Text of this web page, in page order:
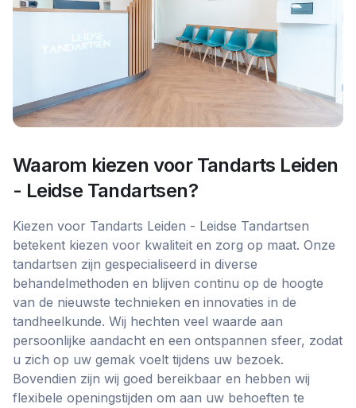
Waarom kiezen voor Tandarts Leiden
- Leidse Tandartsen?
Kiezen voor Tandarts Leiden - Leidse Tandartsen
betekent kiezen voor kwaliteit en zorg op maat. Onze
tandartsen zijn gespecialiseerd in diverse
behandelmethoden en blijven continu op de hoogte
van de nieuwste technieken en innovaties in de
tandheelkunde. Wij hechten veel waarde aan
persoonlijke aandacht en een ontspannen sfeer, zodat
u zich op uw gemak voelt tijdens uw bezoek.
Bovendien zijn wij goed bereikbaar en hebben wij
flexibele openingstijden om aan uw behoeften te